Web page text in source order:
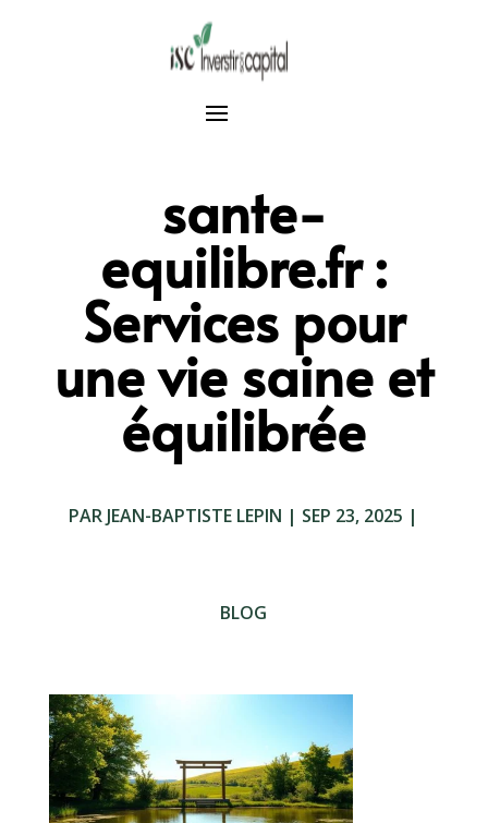
sante-
equilibre.fr :
Services pour
une vie saine et
équilibrée
PAR JEAN-BAPTISTE LEPIN | SEP 23, 2025 |
BLOG